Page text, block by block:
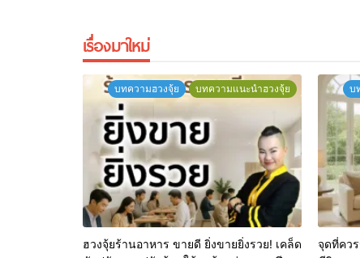
เรื่องมาใหม่
บทความฮวงจุ้ย บทความแนะนำฮวงจุ้ย
ฮวงจุ้ยร้านอาหาร ขายดี ยิ่งขายยิ่งรวย! เคล็ด
บ
จุดที่คว